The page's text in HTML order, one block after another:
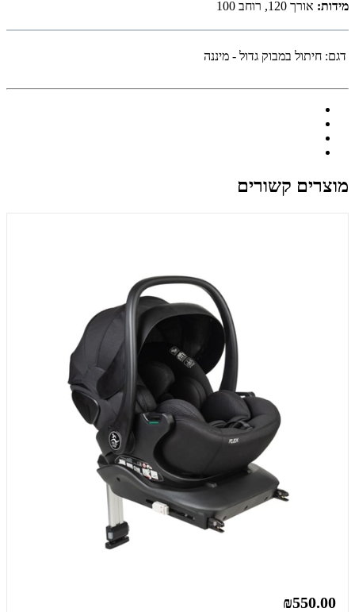
מידות: אורך 120 , רוחב 100
דגם: חיתול במבוק גדול - מיננה
מוצרים קשורים
₪550.00